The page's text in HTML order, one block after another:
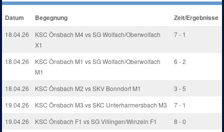
Datum Begegnung Zeit/Ergebnisse
18.04.26
KSC Önsbach M4 vs SG Wolfach/Oberwolfach
X1
7 - 1
18.04.26
KSC Önsbach M1 vs SG Wolfach/Oberwolfach
M1
6 - 2
18.04.26 KSC Önsbach M2 vs SKV Bonndorf M1
3 - 5
19.04.26
KSC Önsbach M3 vs SKC Unterharmersbach M3
7 - 1
19.04.26
KSC Önsbach F1 vs SG Villingen/Winzeln F1
8 - 0